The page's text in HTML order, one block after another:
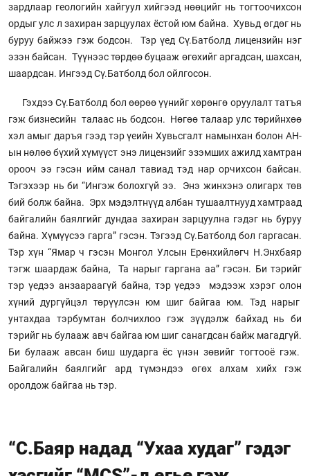
зардлаар геологийн хайгуул хийгээд нөөцийг нь тогтоочихсон
ордыг улс л захиран зарцуулах ёстой юм байна. Хувьд өгдөг нь
буруу байжээ гэж бодсон. Тэр үед Сү.Батболд лицензийн нэг
эзэн байсан. Түүнээс төрдөө буцааж өгөхийг аргадсан, шахсан,
шаардсан. Ингээд Сү.Батболд бол ойлгосон.
Гэхдээ Сү.Батболд бол өөрөө үүнийг хөрөнгө оруулалт татъя
гэж бизнесийн талаас нь бодсон. Нөгөө талаар улс төрийнхөө
хэл амыг даръя гээд тэр үеийн Хувьсгалт намынхан болон АН-
ын нөлөө бүхий хүмүүст энэ лицензийг эзэмших ажилд хамтран
орооч ээ гэсэн ийм санал тавиад тэд нар орчихсон байсан.
Тэгэхээр нь би “Ингэж болохгүй ээ. Энэ жинхэнэ олигарх төв
бий болж байна. Эрх мэдэлтнүүд албан тушаалтнууд хамтраад
байгалийн баялгийг дундаа захиран зарцуулна гэдэг нь буруу
байна. Хүмүүсээ гарга” гэсэн. Тэгээд Сү.Батболд бол гаргасан.
Тэр хүн “Ямар ч гэсэн Монгол Улсын Ерөнхийлөгч Н.Энхбаяр
тэгж шаардаж байна, Та нарыг гаргана аа” гэсэн. Би тэрийг
тэр үедээ анзаараагүй байна, тэр үедээ мэдээж хэрэг олон
хүний дургүйцэл төрүүлсэн юм шиг байгаа юм. Тэд нарыг
унтахдаа тэрбумтан болчихлоо гэж зүүдэлж байхад нь би
тэрийг нь булааж авч байгаа юм шиг санагдсан байж магадгүй.
Би булааж авсан биш шударга ёс үнэн зөвийг тогтооё гэж.
Байгалийн баялгийг ард түмэндээ өгөх алхам хийх гэж
оролдож байгаа нь тэр.
“С.Баяр надад “Ухаа худаг” гэдэг